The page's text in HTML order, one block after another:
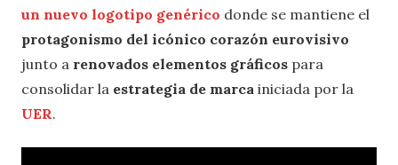
un nuevo logotipo genérico donde se mantiene el
protagonismo del icónico corazón eurovisivo
junto a renovados elementos gráficos para
consolidar la estrategia de marca iniciada por la
UER.